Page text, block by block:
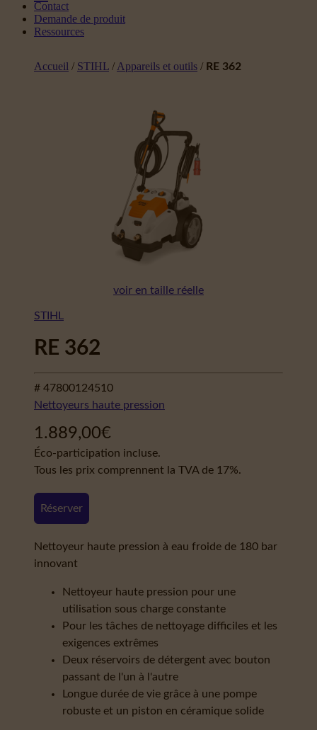
Contact
Demande de produit
Ressources
Accueil / STIHL / Appareils et outils / RE 362
voir en taille réelle
STIHL
RE 362
# 47800124510
Nettoyeurs haute pression
1.889,00€
Éco-participation incluse.
Tous les prix comprennent la TVA de 17%.
Réserver
Nettoyeur haute pression à eau froide de 180 bar
innovant
Nettoyeur haute pression pour une
utilisation sous charge constante
Pour les tâches de nettoyage difficiles et les
exigences extrêmes
Deux réservoirs de détergent avec bouton
passant de l'un à l'autre
Longue durée de vie grâce à une pompe
robuste et un piston en céramique solide